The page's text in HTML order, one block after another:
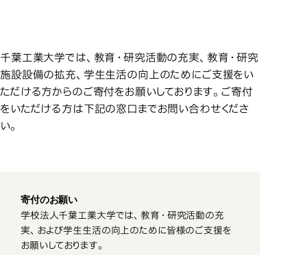
皆様へ
皆様へ
千葉工業大学では、教育・研究活動の充実、教育・研究
施設設備の拡充、学生生活の向上のためにご支援をい
ただける方からのご寄付をお願いしております。ご寄付
をいただける方は下記の窓口までお問い合わせくださ
い。
寄付のお願い
学校法人千葉工業大学では、教育・研究活動の充
実、および学生生活の向上のために皆様のご支援を
お願いしております。